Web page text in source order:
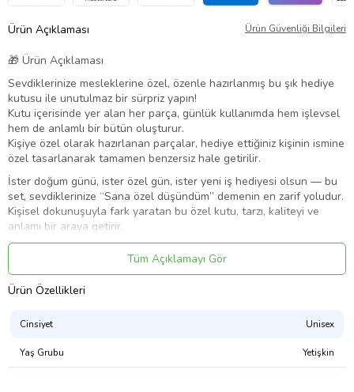
Ürün Açıklaması Ürün Güvenliği Bilgileri
🎁 Ürün Açıklaması
Sevdiklerinize mesleklerine özel, özenle hazırlanmış bu şık hediye
kutusu ile unutulmaz bir sürpriz yapın!
Kutu içerisinde yer alan her parça, günlük kullanımda hem işlevsel
hem de anlamlı bir bütün oluşturur.
Kişiye özel olarak hazırlanan parçalar, hediye ettiğiniz kişinin ismine
özel tasarlanarak tamamen benzersiz hale getirilir.
İster doğum günü, ister özel gün, ister yeni iş hediyesi olsun — bu
set, sevdiklerinize “Sana özel düşündüm” demenin en zarif yoludur.
Kişisel dokunuşuyla fark yaratan bu özel kutu, tarzı, kaliteyi ve
anlamı bir araya getirir.
Kutuda yer alan biblo, 3 mm MDF malzeme üzerine UV baskı
tekniğiyle üretilmiştir. Bu sayede canlı renkler, uzun ömürlü
kullanım ve yüksek detay kalitesi sunar.
300 ml desenli termos bardak, sıcak-soğuk koruma özelliği ve şık
tasarımıyla ofis, seyahat ve günlük kullanım için ideal. Hediye
seçeneği olarak da mükemmel tercih.
Tüm Açıklamayı Gör
Ürün Özellikleri
Cinsiyet Unisex
Yaş Grubu Yetişkin